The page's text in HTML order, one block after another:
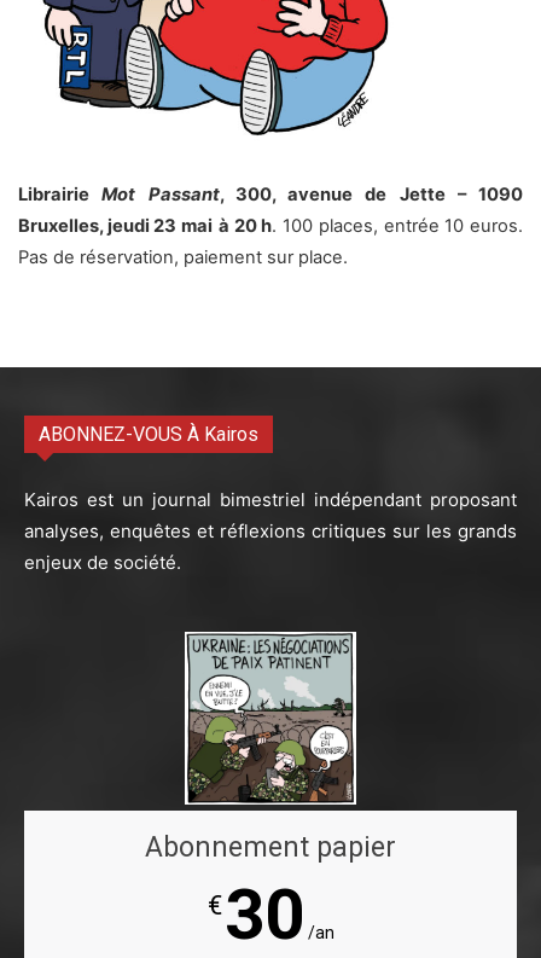
LibrairieMot Passant, 300, avenue de Jette – 1090
Bruxelles, jeudi 23 mai à 20 h. 100 places, entrée 10 euros.
Pas de réservation, paiement sur place.
ABONNEZ-VOUS À Kairos
Kairos est un journal bimestriel indépendant proposant
analyses, enquêtes et réflexions critiques sur les grands
enjeux de société.
Abonnement papier
€30 /an